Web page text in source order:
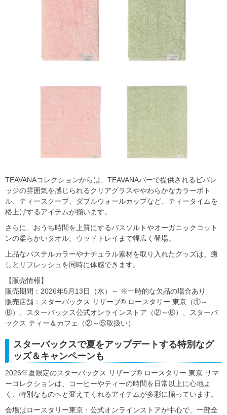
TEAVANAコレクションからは、TEAVANAバーで提供されるビバレ
ッジの雰囲気を感じられるクリアグラスややわらかなカラーボト
ル、ティースクープ、ダブルウォールカップなど、ティータイムを
格上げするアイテムが揃います。
さらに、おうち時間を上質にするバスソルトやオーガニックコット
ンの柔らかいタオル、ウッドトレイまで幅広く登場。
上品なパステルカラーやナチュラル素材を取り入れたグッズは、癒
しとリフレッシュを同時に体感できます。
【販売情報】
販売期間：2026年5月13日（水）～ ※一時的な欠品の場合あり
販売店舗：スターバックス リザーブ® ロースタリー 東京（①～
⑧）、スターバックス公式オンラインストア（②～⑧）、スターバ
ックス ティー＆カフェ（②～⑤取扱い）
スターバックスで夏をアップデートする特別なグ
ッズ＆キャンペーンも
2026年夏限定のスターバックス リザーブ® ロースタリー 東京 サマ
ーコレクションは、コーヒーやティーの時間を日常以上に心地よ
く、特別なものへと変えてくれるアイテムが多彩に揃っています。
会場はロースタリー東京・公式オンラインストアが中心で、一部全